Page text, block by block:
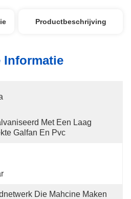
Productbeschrijving
Informatie
Met Een Laag
Galfan En Pvc
Die Mahcine Maken